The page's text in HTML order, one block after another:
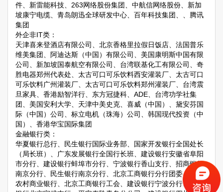
件、新雷能科技、263网络股份集团、中航信网络股份、新加
坡康宁电缆、青岛朗迅全球研发中心、百年科技集团、、腾讯
集团
外企非IT类：
天津喜来登酒店有限公司、北京香格里拉假日饭店、法国普乐
维美集团、阿迪达斯（中国）有限公司、美国康明斯中国有限
公司、新加坡国泰航空有限公司、台湾联基化工有限公司、奇
胜电器郑州代表处、太古可口可乐饮料西安灌装厂、太古可口
可乐饮料广州灌装厂、太古可口可乐饮料郑州灌装厂、台湾震
旦家具、香港励智洋行、东方冠捷科、ADE、台湾功学社集
团、美国安利大学、天津中美史克、喜威（中国）、黛安芬国
际（中国）公司、标立电机（珠海）公司、韩国现代投资（中
国）、香港华宝国际集团
金融银行类：
华夏银行总行、民生银行国际业务部、国家开发银行全国处长
（局长班）、广东发展银行全国行长班、建设银行安徽省阜阳
市分行、建设银行蚌埠市分行、宁波银行香山支行、招商银行
南京分行、民生银行南京分行、北京工商银行分行团委、江南
农村商业银行、北京工商银行工会、建设银行宁波分行、工商